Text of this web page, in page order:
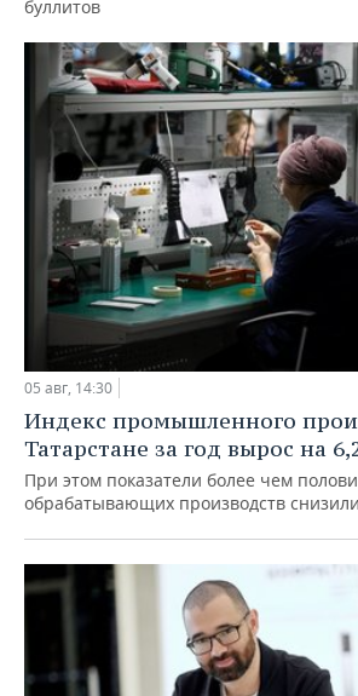
буллитов
05 авг, 14:30
Индекс промышленного
Татарстане за год вырос на
При этом показатели более чем
обрабатывающих производств